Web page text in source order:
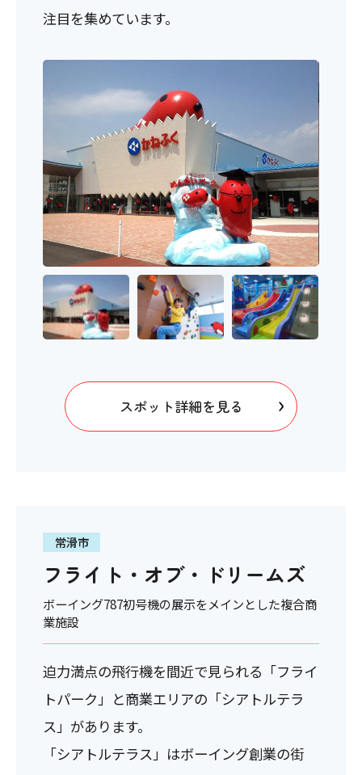
注目を集めています。
スポット詳細を見る
常滑市
フライト・オブ・ドリームズ
ボーイング787初号機の展示をメインとした複合商
業施設
迫力満点の飛行機を間近で見られる「フライ
トパーク」と商業エリアの「シアトルテラ
ス」があります。
「シアトルテラス」はボーイング創業の街